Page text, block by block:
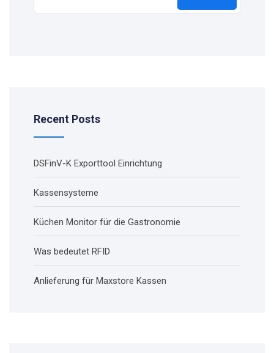
Recent Posts
DSFinV-K Exporttool Einrichtung
Kassensysteme
Küchen Monitor für die Gastronomie
Was bedeutet RFID
Anlieferung für Maxstore Kassen